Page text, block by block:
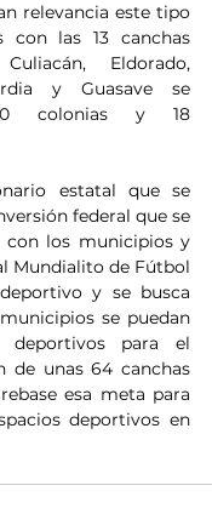
relevancia este tipo
con las 13 canchas
Eldorado,
y Guasave se
colonias y 18
estatal que se
federal que se
con los municipios y
Mundialito de Fútbol
y se busca
se puedan
deportivos para el
de unas 64 canchas
esa meta para
deportivos en